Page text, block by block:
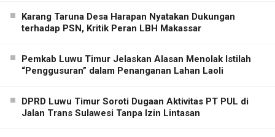
Karang Taruna Desa Harapan Nyatakan Dukungan
terhadap PSN, Kritik Peran LBH Makassar
Pemkab Luwu Timur Jelaskan Alasan Menolak Istilah
“Penggusuran” dalam Penanganan Lahan Laoli
DPRD Luwu Timur Soroti Dugaan Aktivitas PT PUL di
Jalan Trans Sulawesi Tanpa Izin Lintasan